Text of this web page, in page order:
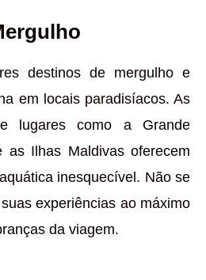
destinos de mergulho e
em locais paradisíacos. As
lugares como a Grande
as Ilhas Maldivas oferecem
inesquecível. Não se
experiências ao máximo
da viagem.